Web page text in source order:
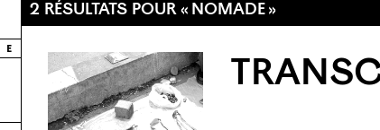
e
2 RÉSULTATS POUR « NOMADE »